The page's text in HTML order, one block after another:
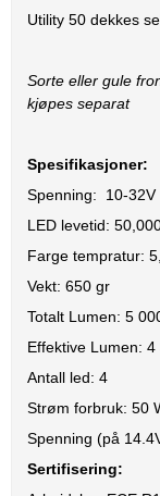
Utility 50 dekkes
Sorte eller gule
kjøpes separat
Spesifikasjoner:
Spenning: 10-32V
LED levetid:
Farge tempratur:
Vekt: 650
Totalt Lumen: 5
Effektive Lumen: 4
Antall led: 4
Strøm forbruk: 50
Spenning (på
Sertifisering: